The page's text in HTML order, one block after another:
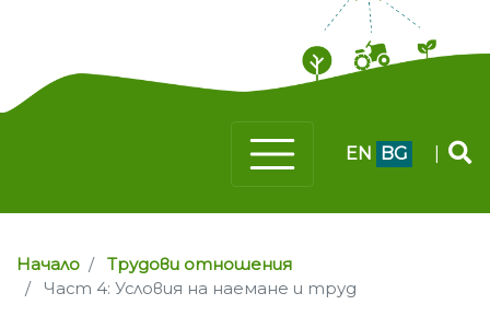
EN BG
Начало
Трудови отношения
Част 4: Условия на наемане и труд